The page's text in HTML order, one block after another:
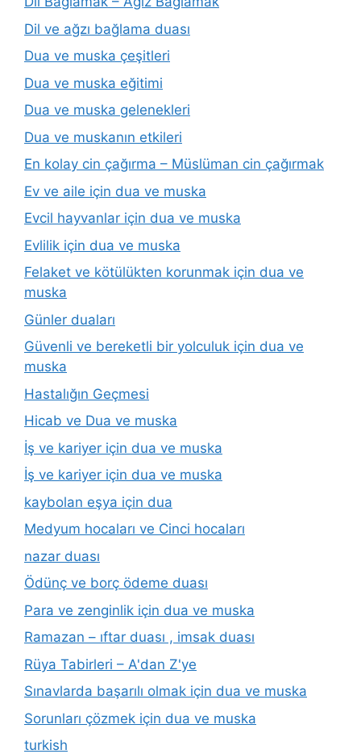
Dil ve ağzı bağlama duası
Dua ve muska çeşitleri
Dua ve muska eğitimi
Dua ve muska gelenekleri
Dua ve muskanın etkileri
En kolay cin çağırma – Müslüman cin çağırmak
Ev ve aile için dua ve muska
Evcil hayvanlar için dua ve muska
Evlilik için dua ve muska
Felaket ve kötülükten korunmak için dua ve
muska
Günler duaları
Güvenli ve bereketli bir yolculuk için dua ve
muska
Hastalığın Geçmesi
Hicab ve Dua ve muska
İş ve kariyer için dua ve muska
İş ve kariyer için dua ve muska
kaybolan eşya için dua
Medyum hocaları ve Cinci hocaları
nazar duası
Ödünç ve borç ödeme duası
Para ve zenginlik için dua ve muska
Ramazan – ıftar duası , imsak duası
Rüya Tabirleri – A'dan Z'ye
Sınavlarda başarılı olmak için dua ve muska
Sorunları çözmek için dua ve muska
turkish